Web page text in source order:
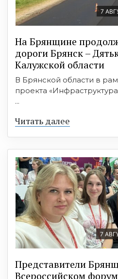
7
На Брянщине
дороги Брянск –
Калужской области
В Брянской области в
проекта
...
Читать далее
7
Представители
Всероссийском